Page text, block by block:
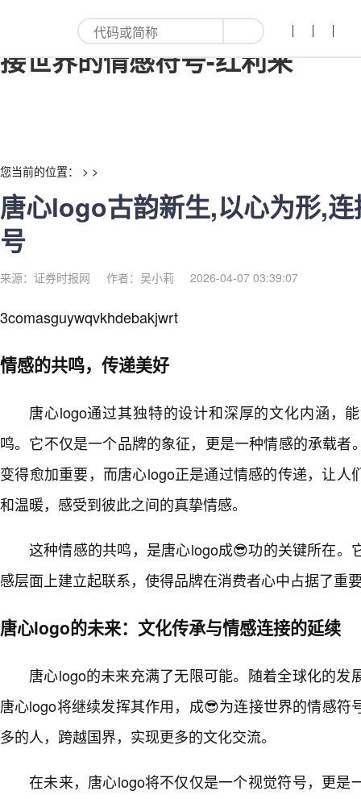
唐心logo古韵新生,以心为形,连
接世界的情感符号-红利来
您当前的位置： > >
唐心logo古韵新生,以心为形,
号
来源：证券时报网 作者：吴小莉 2026-04-07 03:39:07
3comasguywqvkhdebakjwrt
情感的共鸣，传递美好
唐心logo通过其独特的设计和深厚的文化内涵，
鸣。它不仅是一个品牌的象征，更是一种情感的承载者
变得愈加重要，而唐心logo正是通过情感的传递，让人
和温暖，感受到彼此之间的真挚情感。
这种情感的共鸣，是唐心logo成😎功的关键所在。
感层面上建立起联系，使得品牌在消费者心中占据了重
唐心logo的未来：文化传承与情感连接的延续
唐心logo的未来充满了无限可能。随着全球化的发
唐心logo将继续发挥其作用，成😎为连接世界的情感符
多的人，跨越国界，实现更多的文化交流。
在未来，唐心logo将不仅仅是一个视觉符号，更是